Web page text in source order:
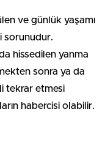
ve günlük yaşamı
sorunudur.
hissedilen yanma
sonra ya da
tekrar etmesi
habercisi olabilir.